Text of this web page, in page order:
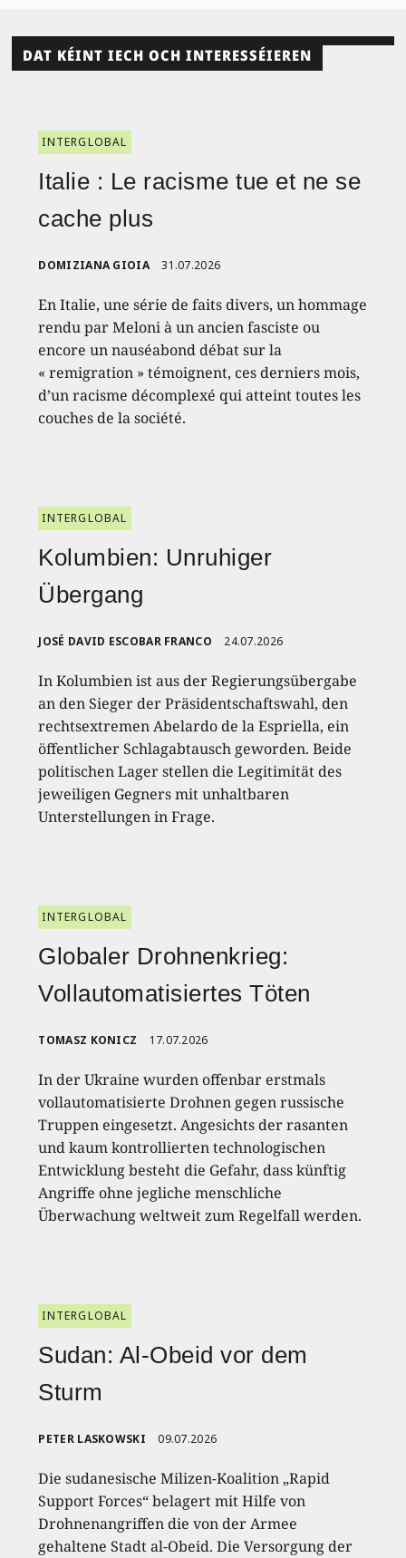
DAT KÉINT IECH OCH INTERESSÉIEREN
INTERGLOBAL
Italie : Le racisme tue et ne se
cache plus
DOMIZIANA GIOIA 31.07.2026
En Italie, une série de faits divers, un hommage
rendu par Meloni à un ancien fasciste ou
encore un nauséabond débat sur la
« remigration » témoignent, ces derniers mois,
d’un racisme décomplexé qui atteint toutes les
couches de la société.
INTERGLOBAL
Kolumbien: Unruhiger
Übergang
JOSÉ DAVID ESCOBAR FRANCO 24.07.2026
In Kolumbien ist aus der Regierungsübergabe
an den Sieger der Präsidentschaftswahl, den
rechtsextremen Abelardo de la Espriella, ein
öffentlicher Schlagabtausch geworden. Beide
politischen Lager stellen die Legitimität des
jeweiligen Gegners mit unhaltbaren
Unterstellungen in Frage.
INTERGLOBAL
Globaler Drohnenkrieg:
Vollautomatisiertes Töten
TOMASZ KONICZ 17.07.2026
In der Ukraine wurden offenbar erstmals
vollautomatisierte Drohnen gegen russische
Truppen eingesetzt. Angesichts der rasanten
und kaum kontrollierten technologischen
Entwicklung besteht die Gefahr, dass künftig
Angriffe ohne jegliche menschliche
Überwachung weltweit zum Regelfall werden.
INTERGLOBAL
Sudan: Al-Obeid vor dem
Sturm
PETER LASKOWSKI 09.07.2026
Die sudanesische Milizen-Koalition „Rapid
Support Forces“ belagert mit Hilfe von
Drohnenangriffen die von der Armee
gehaltene Stadt al-Obeid. Die Versorgung der